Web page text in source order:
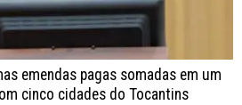
emendas pagas somadas em um
cinco cidades do Tocantins